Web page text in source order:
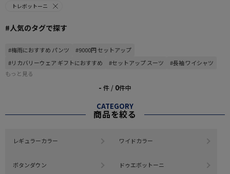
トレボットーニ
#人気のタグで探す
#梅雨におすすめ パンツ
#9000円 セットアップ
#リカバリーウェア ギフトにおすすめ
#セットアップ スーツ
#長袖 ワイシャツ
もっと見る
- 件 / 0件中
CATEGORY
商品を絞る
レギュラーカラー ワイドカラー
ボタンダウン ドゥエボットーニ